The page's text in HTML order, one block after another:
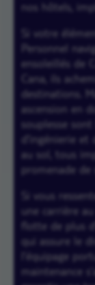
nos hôtels,
Si votre
Personnel
ensoleillés de
Cana, ils
destinations.
ascension en
souplesse
d’ingénierie
au sol, tous
promenade de
Si vous
une carrière
flotte de plus
qui assure le
l’équipage
maintenance